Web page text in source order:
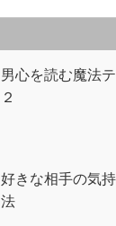
男心を読む魔法
２
好きな相手の気
法